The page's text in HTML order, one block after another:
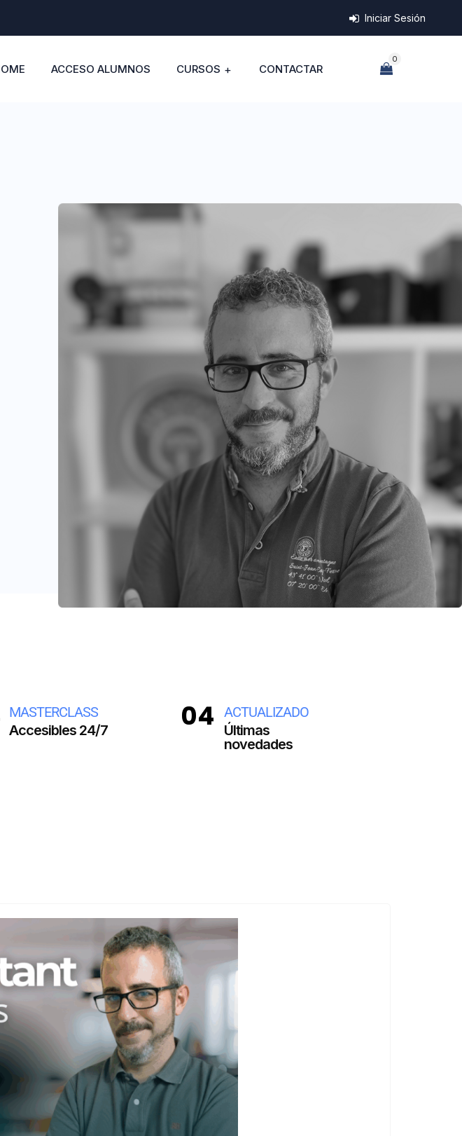
Iniciar Sesión
ACCESO ALUMNOS CURSOS CONTACTAR
0
MASTERCLASS
Accesibles 24/7
04
ACTUALIZADO
Últimas
novedades